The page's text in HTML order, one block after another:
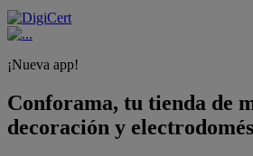
¡Nueva app!
Conforama, tu tienda de
decoración y